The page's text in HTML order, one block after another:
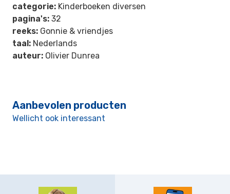
categorie: Kinderboeken diversen
pagina's: 32
reeks: Gonnie & vriendjes
taal: Nederlands
auteur: Olivier Dunrea
Aanbevolen producten
Wellicht ook interessant